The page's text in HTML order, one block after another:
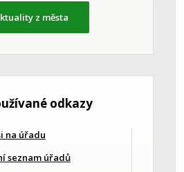
z města
odkazy
na úřadu
seznam úřadů